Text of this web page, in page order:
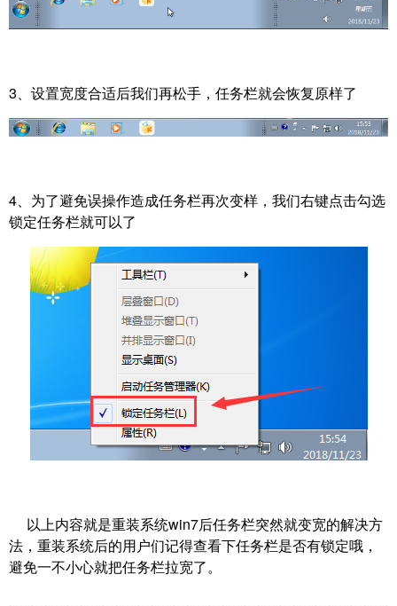
3、设置宽度合适后我们再松手，任务栏就会恢复原样了
4、为了避免误操作造成任务栏再次变样，我们右键点击勾选
锁定任务栏就可以了
以上内容就是重装系统win7后任务栏突然就变宽的解决方
法，重装系统后的用户们记得查看下任务栏是否有锁定哦，
避免一不小心就把任务栏拉宽了。